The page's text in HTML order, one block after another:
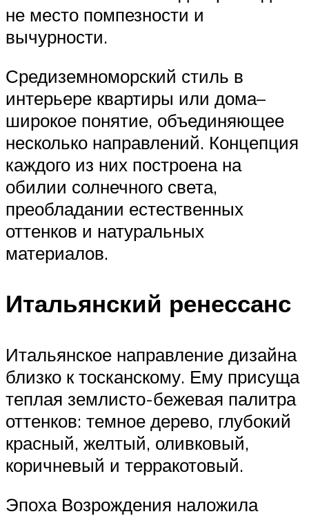
не место помпезности и
вычурности.
Средиземноморский стиль в
интерьере квартиры или дома–
широкое понятие, объединяющее
несколько направлений. Концепция
каждого из них построена на
обилии солнечного света,
преобладании естественных
оттенков и натуральных
материалов.
Итальянский ренессанс
Итальянское направление дизайна
близко к тосканскому. Ему присуща
теплая землисто-бежевая палитра
оттенков: темное дерево, глубокий
красный, желтый, оливковый,
коричневый и терракотовый.
Эпоха Возрождения наложила